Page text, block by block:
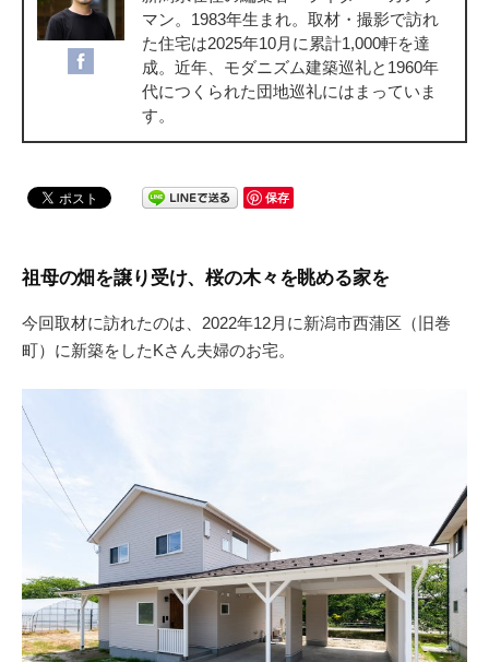
マン。1983年生まれ。取材・撮影で訪れ
た住宅は2025年10月に累計1,000軒を達
成。近年、モダニズム建築巡礼と1960年
代につくられた団地巡礼にはまっていま
す。
保存
祖母の畑を譲り受け、桜の木々を眺める家を
今回取材に訪れたのは、2022年12月に新潟市西蒲区（旧巻
町）に新築をしたKさん夫婦のお宅。